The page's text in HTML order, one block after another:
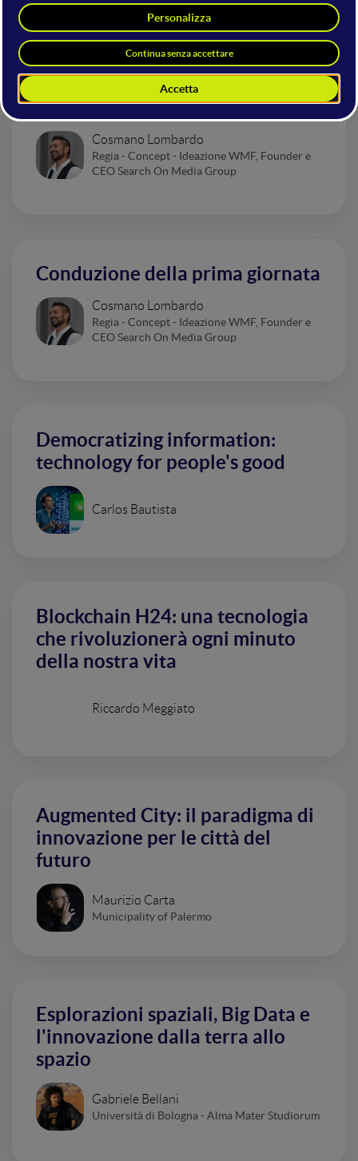
Plenaria
Apertura con Elio e ospite a
sorpresa
Cosmano Lombardo
Regia - Concept - Ideazione WMF, Founder e
CEO Search On Media Group
Conduzione della prima giornata
Cosmano Lombardo
Regia - Concept - Ideazione WMF, Founder e
CEO Search On Media Group
Democratizing information:
technology for people's good
Carlos Bautista
Blockchain H24: una tecnologia
che rivoluzionerà ogni minuto
della nostra vita
Riccardo Meggiato
Augmented City: il paradigma di
innovazione per le città del
futuro
Maurizio Carta
Municipality of Palermo
Esplorazioni spaziali, Big Data e
l'innovazione dalla terra allo
spazio
Gabriele Bellani
Università di Bologna - Alma Mater Studiorum